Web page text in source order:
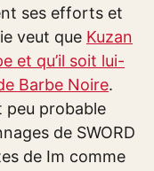
ses efforts et
veut que Kuzan
et qu’il soit lui-
Barbe Noire.
peu probable
de SWORD
de Im comme